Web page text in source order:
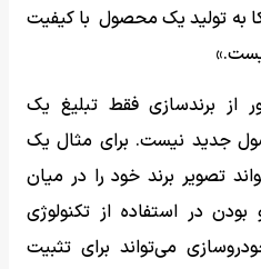
به تولید یک محصول با کیفیت
از برندسازی فقط تبلیغ یک
جدید نیست. برای مثال یک
تصویر برند خود را در میان
در استفاده از تکنولوژی
می‌تواند برای تثبیت